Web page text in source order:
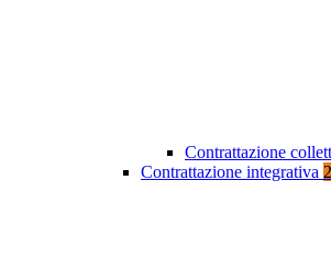
Contrattazione
Contrattazione integrativa